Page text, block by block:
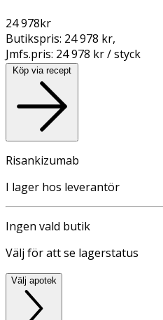
24 978kr
Butikspris: 24 978 kr,
Jmfs.pris: 24 978 kr / styck
Köp via recept
Risankizumab
I lager hos leverantör
Ingen vald butik
Välj för att se lagerstatus
Välj apotek